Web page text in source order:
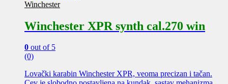
Winchester
Winchester XPR synth cal.270 win
0 out of 5
(0)
Lovački karabin Winchester XPR, veoma precizan i tačan.